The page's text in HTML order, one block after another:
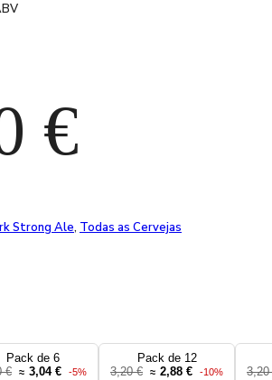
€
Strong Ale, Todas as Cervejas
Pack de 6
€
≈ 3,04 € -5%
Pack de 12
3,20 €
≈ 2,88 € -10% 3,20